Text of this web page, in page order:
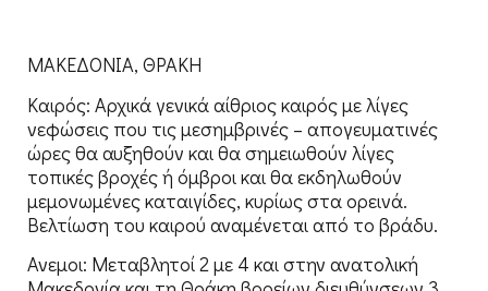
ΜΑΚΕΔΟΝΙΑ, ΘΡΑΚΗ
Καιρός: Αρχικά γενικά αίθριος καιρός με λίγες
νεφώσεις που τις μεσημβρινές – απογευματινές
ώρες θα αυξηθούν και θα σημειωθούν λίγες
τοπικές βροχές ή όμβροι και θα εκδηλωθούν
μεμονωμένες καταιγίδες, κυρίως στα ορεινά.
Βελτίωση του καιρού αναμένεται από το βράδυ.
Ανεμοι: Μεταβλητοί 2 με 4 και στην ανατολική